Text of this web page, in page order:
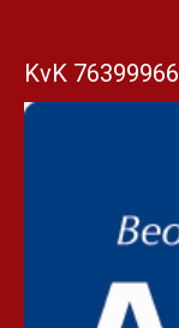
KvK 76399966